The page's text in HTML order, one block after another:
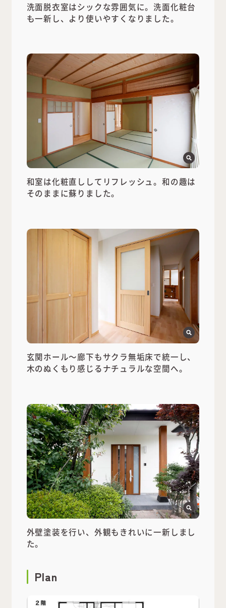
洗面脱衣室はシックな雰囲気に。洗面化粧台
も一新し、より使いやすくなりました。
和室は化粧直ししてリフレッシュ。和の趣は
そのままに蘇りました。
玄関ホール～廊下もサクラ無垢床で統一し、
木のぬくもり感じるナチュラルな空間へ。
外壁塗装を行い、外観もきれいに一新しまし
た。
Plan